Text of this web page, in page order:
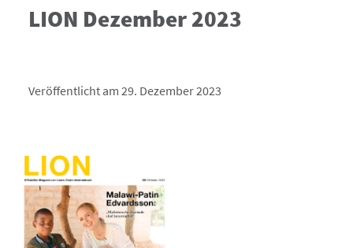
LION Dezember 2023
Veröffentlicht am 29. Dezember 2023